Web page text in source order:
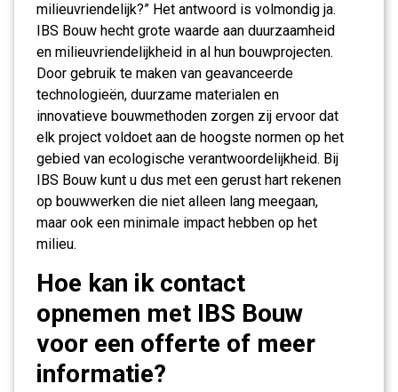
milieuvriendelijk?” Het antwoord is volmondig ja.
IBS Bouw hecht grote waarde aan duurzaamheid
en milieuvriendelijkheid in al hun bouwprojecten.
Door gebruik te maken van geavanceerde
technologieën, duurzame materialen en
innovatieve bouwmethoden zorgen zij ervoor dat
elk project voldoet aan de hoogste normen op het
gebied van ecologische verantwoordelijkheid. Bij
IBS Bouw kunt u dus met een gerust hart rekenen
op bouwwerken die niet alleen lang meegaan,
maar ook een minimale impact hebben op het
milieu.
Hoe kan ik contact
opnemen met IBS Bouw
voor een offerte of meer
informatie?